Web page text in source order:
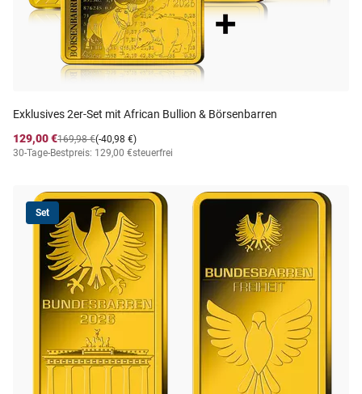
Exklusives 2er-Set mit African Bullion & Börsenbarren
129,00 €
(-40,98 €)
169,98 €
30-Tage-Bestpreis: 129,00 €steuerfrei
Set